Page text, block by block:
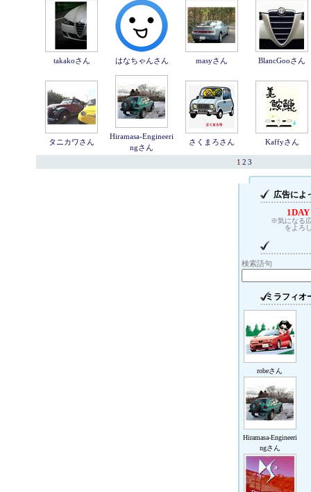
takakoさん はなちゃんさん masyさん BlancGooさん
タニカワさん
Hiramasa-Engineeri
ngさん
さくまろさん Kaffyさん
1 2 3
広告によ
※気になる
をよろ
検索語句
ミラフィオ
robeさん
Hiramasa-Engineeri
ngさん